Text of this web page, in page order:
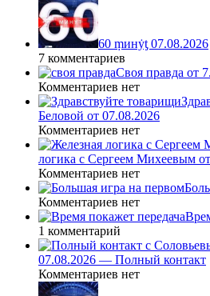
60 ṃинẏƫ 07.08.2026
7 комментариев
Своя правда от
Комментариев нет
Беловой от 07.08.2026
Комментариев нет
логика с Сергеем Михеевым
Комментариев нет
Комментариев нет
1 комментарий
07.08.2026 — Полный контакт
Комментариев нет